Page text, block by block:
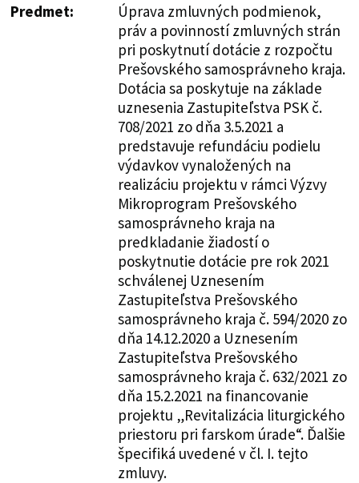
Predmet:
Úprava zmluvných podmienok,
práv a povinností zmluvných strán
pri poskytnutí dotácie z rozpočtu
Prešovského samosprávneho kraja.
Dotácia sa poskytuje na základe
uznesenia Zastupiteľstva PSK č.
708/2021 zo dňa 3.5.2021 a
predstavuje refundáciu podielu
výdavkov vynaložených na
realizáciu projektu v rámci Výzvy
Mikroprogram Prešovského
samosprávneho kraja na
predkladanie žiadostí o
poskytnutie dotácie pre rok 2021
schválenej Uznesením
Zastupiteľstva Prešovského
samosprávneho kraja č. 594/2020 zo
dňa 14.12.2020 a Uznesením
Zastupiteľstva Prešovského
samosprávneho kraja č. 632/2021 zo
dňa 15.2.2021 na financovanie
projektu „Revitalizácia liturgického
priestoru pri farskom úrade“. Ďalšie
špecifiká uvedené v čl. I. tejto
zmluvy.